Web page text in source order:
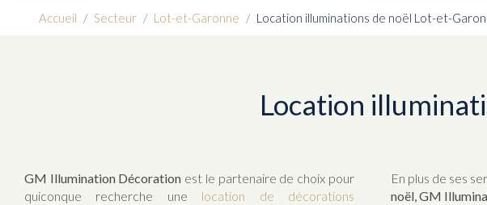
Accueil Secteur Lot-et-Garonne Location illuminations de noël Lot-et-
Location
GM Illumination Décoration est le partenaire de choix pour
quiconque recherche une location de décorations
En plus de ses
noël, GM